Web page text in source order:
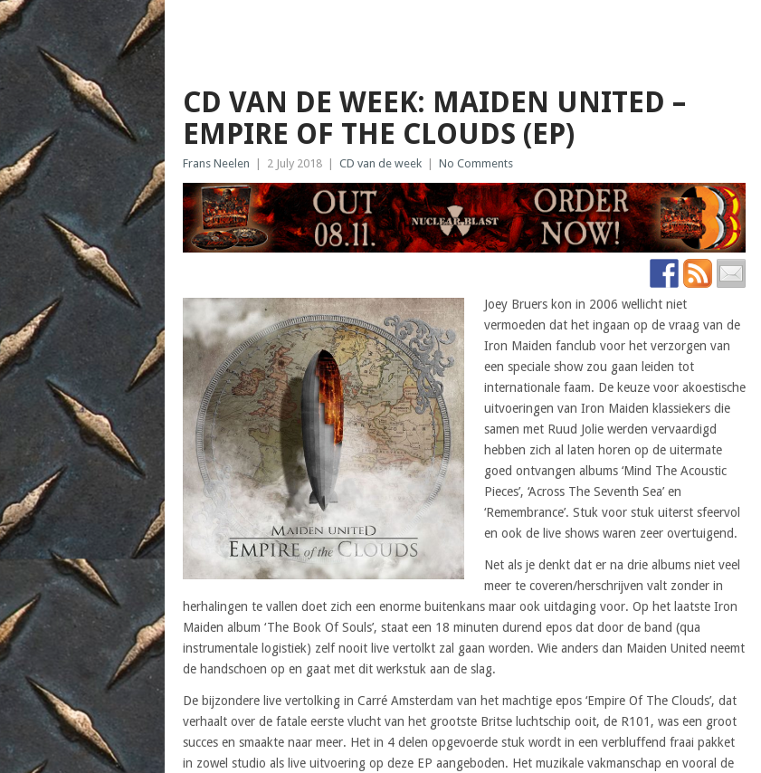
CD VAN DE WEEK: MAIDEN UNITED –
EMPIRE OF THE CLOUDS (EP)
Frans Neelen 2 July 2018 CD van de week No Comments
Joey Bruers kon in 2006 wellicht niet
vermoeden dat het ingaan op de vraag van de
Iron Maiden fanclub voor het verzorgen van
een speciale show zou gaan leiden tot
internationale faam. De keuze voor akoestische
uitvoeringen van Iron Maiden klassiekers die
samen met Ruud Jolie werden vervaardigd
hebben zich al laten horen op de uitermate
goed ontvangen albums ‘Mind The Acoustic
Pieces’, ‘Across The Seventh Sea’ en
‘Remembrance’. Stuk voor stuk uiterst sfeervol
en ook de live shows waren zeer overtuigend.
Net als je denkt dat er na drie albums niet veel
meer te coveren/herschrijven valt zonder in
herhalingen te vallen doet zich een enorme buitenkans maar ook uitdaging voor. Op het laatste Iron
Maiden album ‘The Book Of Souls’, staat een 18 minuten durend epos dat door de band (qua
instrumentale logistiek) zelf nooit live vertolkt zal gaan worden. Wie anders dan Maiden United neemt
de handschoen op en gaat met dit werkstuk aan de slag.
De bijzondere live vertolking in Carré Amsterdam van het machtige epos ‘Empire Of The Clouds’, dat
verhaalt over de fatale eerste vlucht van het grootste Britse luchtschip ooit, de R101, was een groot
succes en smaakte naar meer. Het in 4 delen opgevoerde stuk wordt in een verbluffend fraai pakket
in zowel studio als live uitvoering op deze EP aangeboden. Het muzikale vakmanschap en vooral de